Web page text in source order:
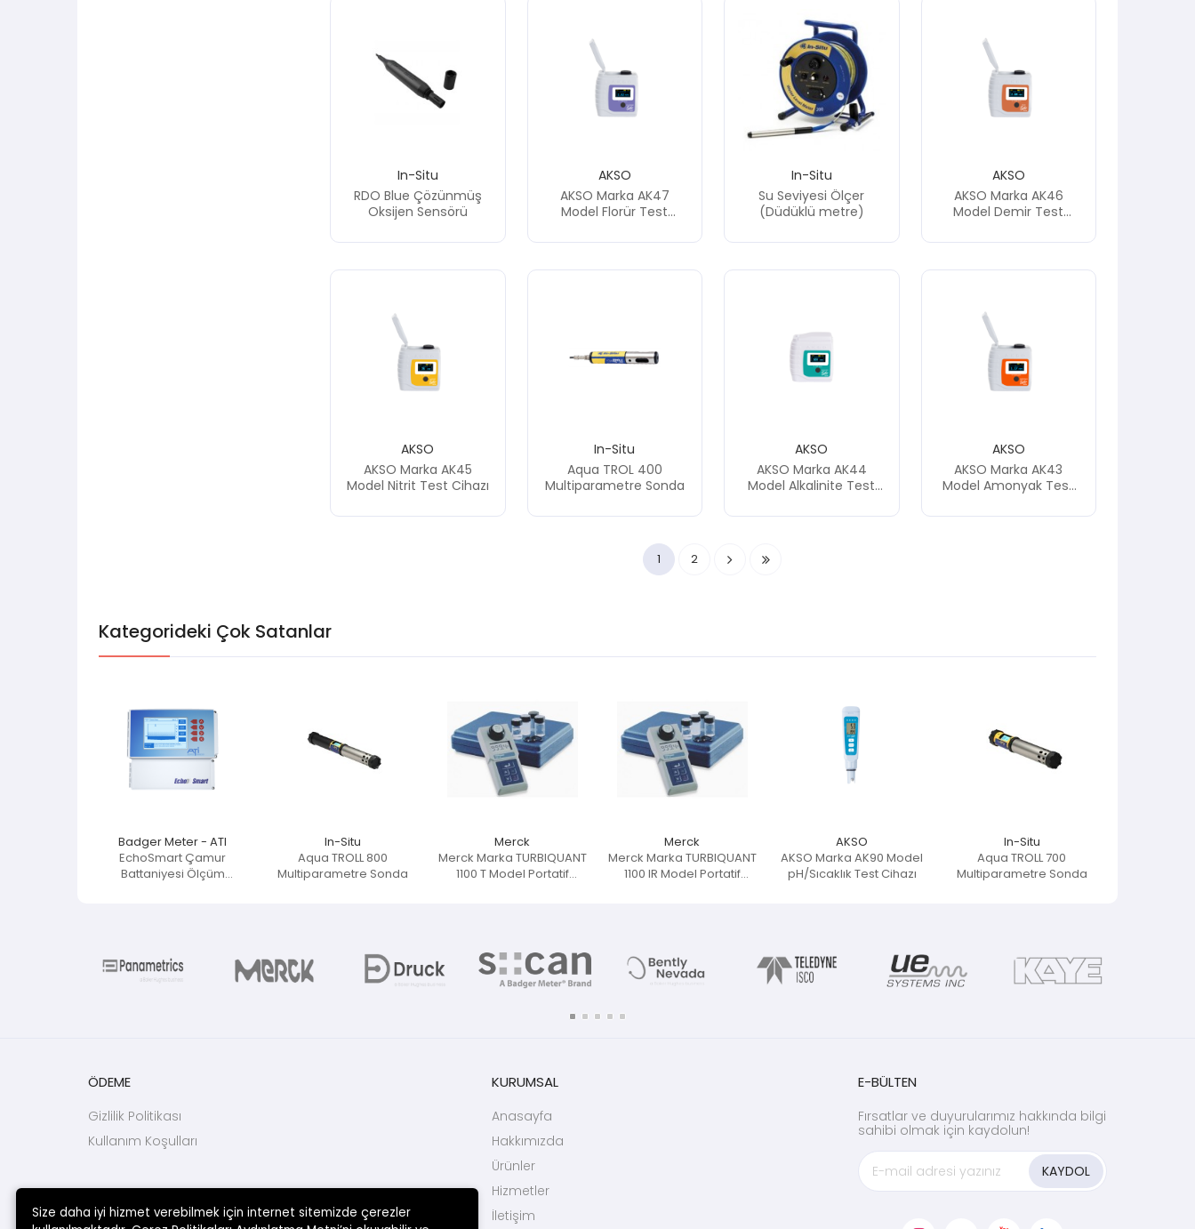
In-Situ
RDO Blue Çözünmüş
Oksijen Sensörü
AKSO
AKSO Marka AK47
Model Florür Test
In-Situ
Su Seviyesi Ölçer
(Düdüklü metre)
AKSO
AKSO Marka AK46
Model Demir Test
AKSO
AKSO Marka AK45
Model Nitrit Test Cihazı
In-Situ
Aqua TROL 400
Multiparametre Sonda
AKSO
AKSO Marka AK44
Model Alkalinite Test
AKSO
AKSO Marka AK43
Model Amonyak Test
1 2
Kategorideki Çok Satanlar
Badger Meter - ATI
EchoSmart Çamur
Battaniyesi Ölçüm
In-Situ
Aqua TROLL 800
Multiparametre Sonda
Merck
Merck Marka TURBIQUANT
1100 T Model Portatif
Merck
Merck Marka TURBIQUANT
1100 IR Model Portatif
AKSO
AKSO Marka AK90 Model
pH/Sıcaklık Test Cihazı
In-Situ
Aqua TROLL 700
Multiparametre Sonda
ÖDEME
Gizlilik Politikası
Kullanım Koşulları
KURUMSAL
Anasayfa
Hakkımızda
Ürünler
Hizmetler
İletişim
E-BÜLTEN
Fırsatlar ve duyurularımız hakkında bilgi
sahibi olmak için kaydolun!
KAYDOL
Size daha iyi hizmet verebilmek için internet sitemizde çerezler